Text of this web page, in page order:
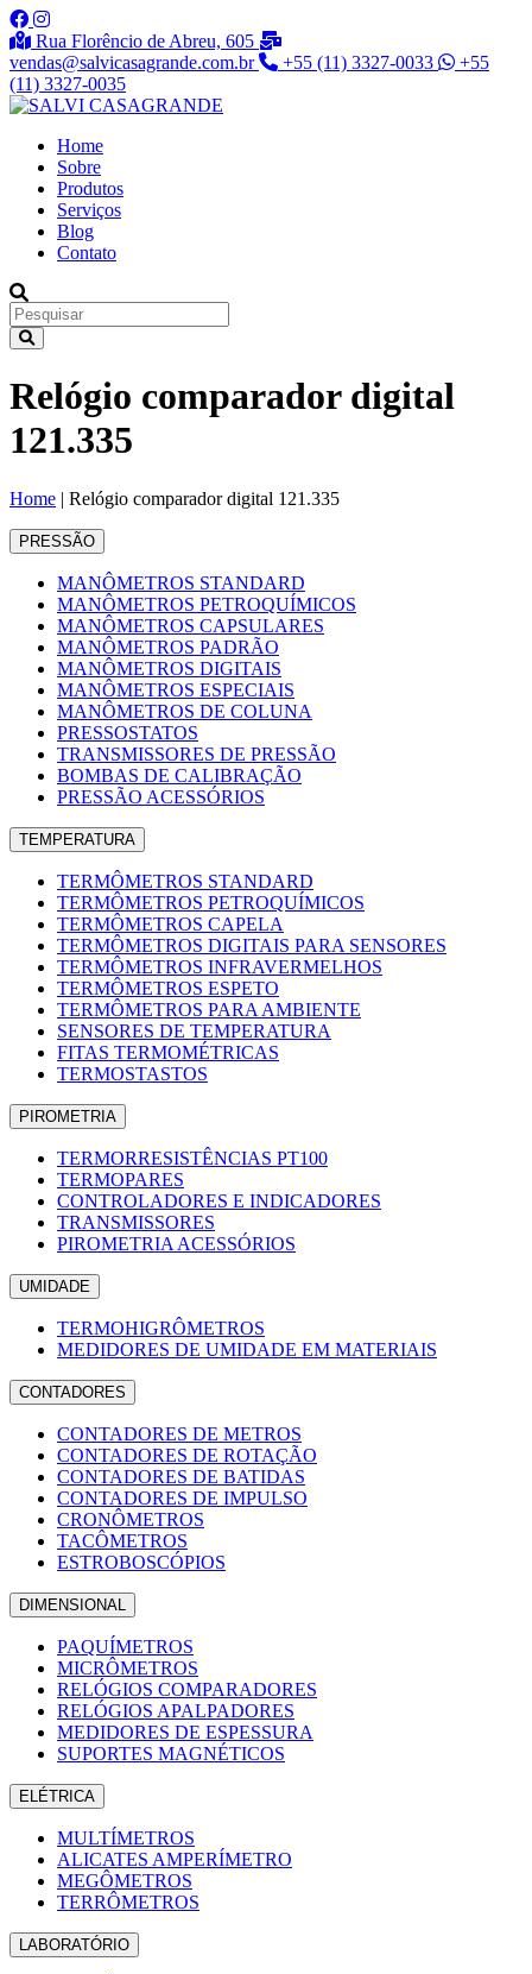
Rua Florêncio de Abreu, 605
vendas@salvicasagrande.com.br
+55 (11) 3327-0033
+55
(11) 3327-0035
Home
Sobre
Produtos
Serviços
Blog
Contato
Relógio comparador digital
121.335
Home | Relógio comparador digital 121.335
PRESSÃO
MANÔMETROS STANDARD
MANÔMETROS PETROQUÍMICOS
MANÔMETROS CAPSULARES
MANÔMETROS PADRÃO
MANÔMETROS DIGITAIS
MANÔMETROS ESPECIAIS
MANÔMETROS DE COLUNA
PRESSOSTATOS
TRANSMISSORES DE PRESSÃO
BOMBAS DE CALIBRAÇÃO
PRESSÃO ACESSÓRIOS
TEMPERATURA
TERMÔMETROS STANDARD
TERMÔMETROS PETROQUÍMICOS
TERMÔMETROS CAPELA
TERMÔMETROS DIGITAIS PARA SENSORES
TERMÔMETROS INFRAVERMELHOS
TERMÔMETROS ESPETO
TERMÔMETROS PARA AMBIENTE
SENSORES DE TEMPERATURA
FITAS TERMOMÉTRICAS
TERMOSTASTOS
PIROMETRIA
TERMORRESISTÊNCIAS PT100
TERMOPARES
CONTROLADORES E INDICADORES
TRANSMISSORES
PIROMETRIA ACESSÓRIOS
UMIDADE
TERMOHIGRÔMETROS
MEDIDORES DE UMIDADE EM MATERIAIS
CONTADORES
CONTADORES DE METROS
CONTADORES DE ROTAÇÃO
CONTADORES DE BATIDAS
CONTADORES DE IMPULSO
CRONÔMETROS
TACÔMETROS
ESTROBOSCÓPIOS
DIMENSIONAL
PAQUÍMETROS
MICRÔMETROS
RELÓGIOS COMPARADORES
RELÓGIOS APALPADORES
MEDIDORES DE ESPESSURA
SUPORTES MAGNÉTICOS
ELÉTRICA
MULTÍMETROS
ALICATES AMPERÍMETRO
MEGÔMETROS
TERRÔMETROS
LABORATÓRIO